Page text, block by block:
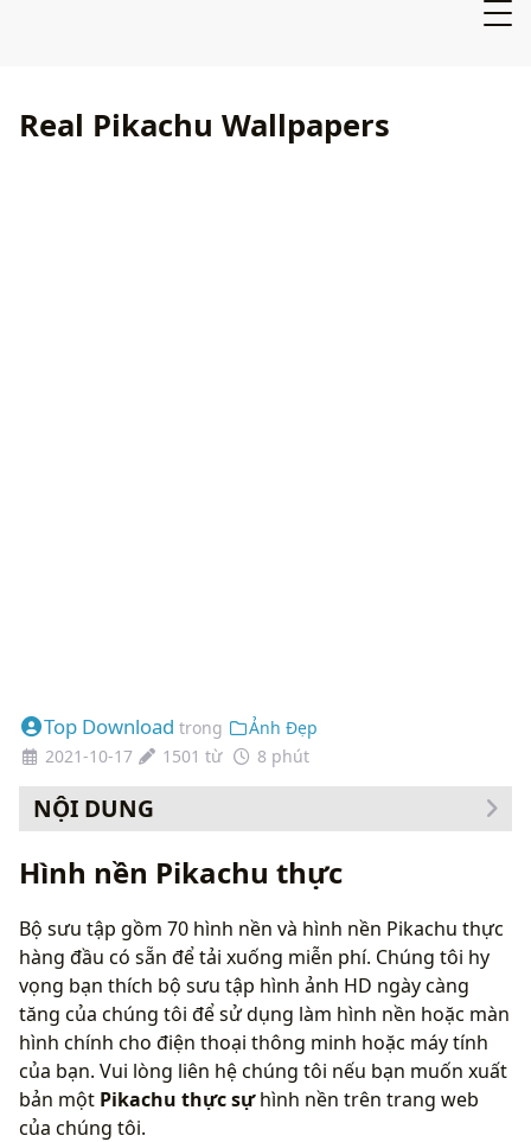
Real Pikachu Wallpapers
Top Download trong
Ảnh Đẹp
2021-10-17
1501 từ 8 phút
NỘI DUNG
Hình nền Pikachu thực
Bộ sưu tập gồm 70 hình nền và hình nền Pikachu thực
hàng đầu có sẵn để tải xuống miễn phí. Chúng tôi hy
vọng bạn thích bộ sưu tập hình ảnh HD ngày càng
tăng của chúng tôi để sử dụng làm hình nền hoặc màn
hình chính cho điện thoại thông minh hoặc máy tính
của bạn. Vui lòng liên hệ chúng tôi nếu bạn muốn xuất
bản một Pikachu thực sựhình nền trên trang web
của chúng tôi.